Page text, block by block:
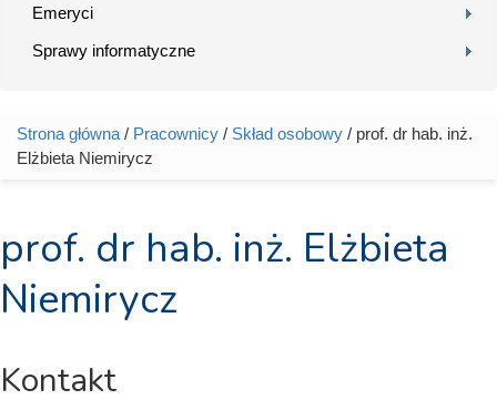
Emeryci
Sprawy informatyczne
Jesteś tutaj
Strona główna / Pracownicy / Skład osobowy / prof. dr hab. inż.
Elżbieta Niemirycz
prof. dr hab. inż. Elżbieta
Niemirycz
Kontakt